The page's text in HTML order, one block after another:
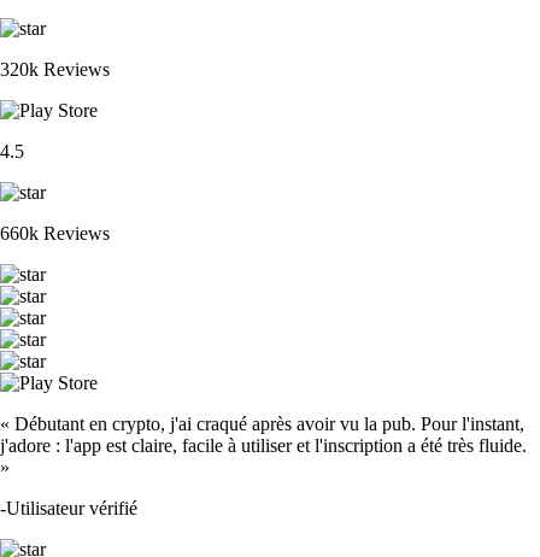
320k Reviews
4.5
660k Reviews
« Débutant en crypto, j'ai craqué après avoir vu la pub. Pour l'instant,
j'adore : l'app est claire, facile à utiliser et l'inscription a été très fluide.
»
-Utilisateur vérifié